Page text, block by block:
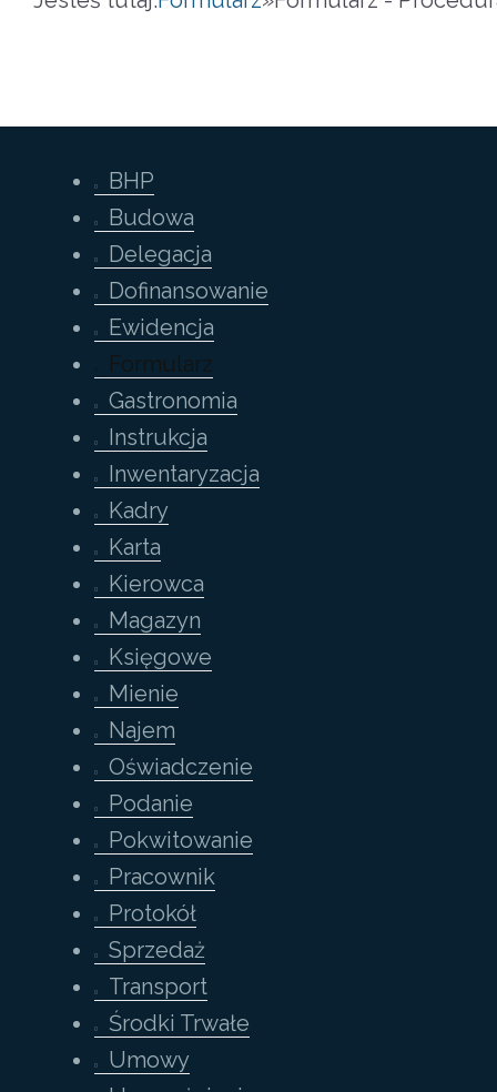
BHP
Budowa
Delegacja
Dofinansowanie
Ewidencja
Formularz
Gastronomia
Instrukcja
Inwentaryzacja
Kadry
Karta
Kierowca
Magazyn
Księgowe
Mienie
Najem
Oświadczenie
Podanie
Pokwitowanie
Pracownik
Protokół
Sprzedaż
Transport
Środki Trwałe
Umowy